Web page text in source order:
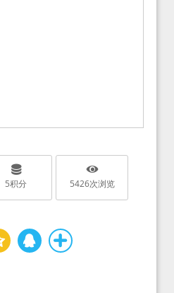
5积分 5426次浏览